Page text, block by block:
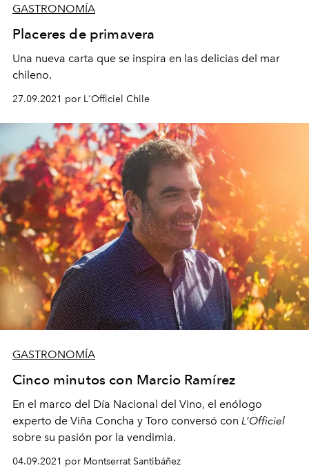
GASTRONOMÍA
Placeres de primavera
Una nueva carta que se inspira en las delicias del mar
chileno.
27.09.2021 por L'Officiel Chile
GASTRONOMÍA
Cinco minutos con Marcio Ramírez
En el marco del Día Nacional del Vino, el enólogo
experto de Viña Concha y Toro conversó con L’Officiel
sobre su pasión por la vendimia.
04.09.2021 por Montserrat Santibáñez